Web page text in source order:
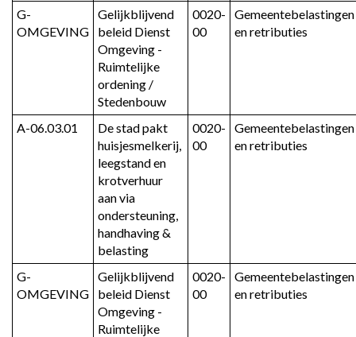
G-
OMGEVING
Gelijkblijvend
beleid Dienst
Omgeving -
Ruimtelijke
ordening /
Stedenbouw
0020-
00
Gemeentebelastingen
en retributies
A-06.03.01
De stad pakt
huisjesmelkerij,
leegstand en
krotverhuur
aan via
ondersteuning,
handhaving &
belasting
0020-
00
Gemeentebelastingen
en retributies
G-
OMGEVING
Gelijkblijvend
beleid Dienst
Omgeving -
Ruimtelijke
0020-
00
Gemeentebelastingen
en retributies